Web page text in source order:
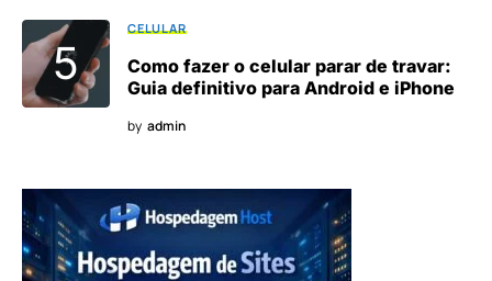
CELULAR
Como fazer o celular parar de travar:
Guia definitivo para Android e iPhone
by admin